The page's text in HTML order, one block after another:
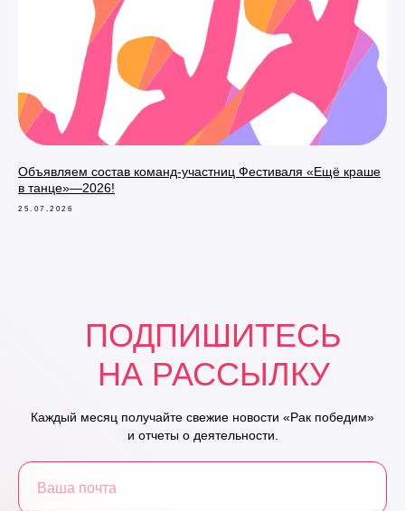
Объявляем состав команд-участниц Фестиваля «Ещё краше
в танце»—2026!
25.07.2026
ПОДПИШИТЕСЬ
НА РАССЫЛКУ
Каждый месяц получайте свежие новости «Рак победим»
и отчеты о деятельности.